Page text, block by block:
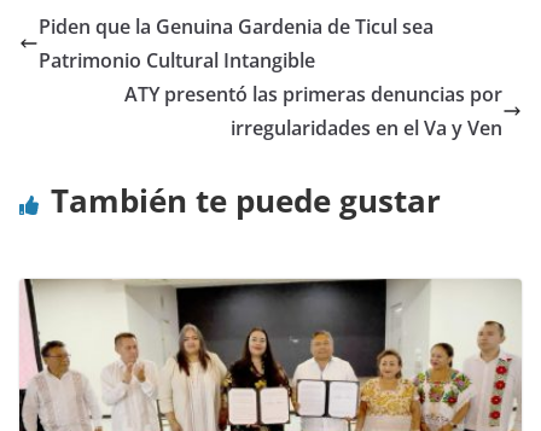
Piden que la Genuina Gardenia de Ticul sea
Patrimonio Cultural Intangible
ATY presentó las primeras denuncias por
irregularidades en el Va y Ven
También te puede gustar